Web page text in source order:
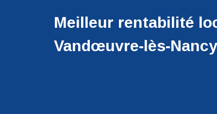
Meilleur rentabilité
Vandœuvre-lès-Nancy